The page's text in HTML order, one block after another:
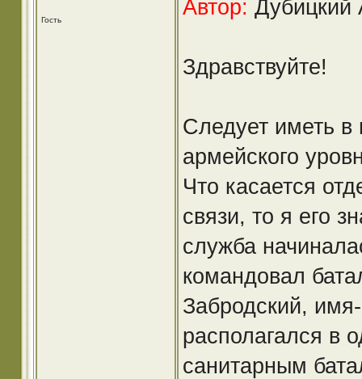
Гость
Автор: Дубицкий
Здравствуйте!
Следует иметь в
армейского
Что касается
связи, то я его
служба
командовал
Забродский,
располагался в
санитарным